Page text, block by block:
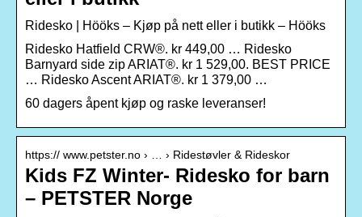
Ridesko | Hööks – Kjøp på nett eller i butikk – Hööks
Ridesko Hatfield CRW®. kr 449,00 … Ridesko
Barnyard side zip ARIAT®. kr 1 529,00. BEST PRICE
… Ridesko Ascent ARIAT®. kr 1 379,00 …
60 dagers åpent kjøp og raske leveranser!
https:// www.petster.no › … › Ridestøvler & Rideskor
Kids FZ Winter- Ridesko for barn
– PETSTER Norge